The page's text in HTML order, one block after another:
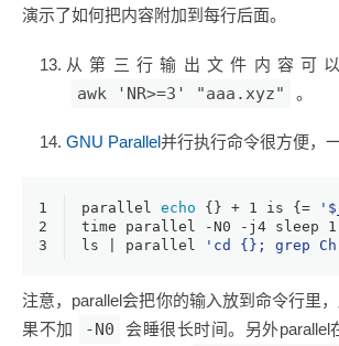
演示了如何把内容附加到每行后面。
从第三行输出文件内容可
awk 'NR>=3' "aaa.xyz" 。
GNU Parallel并行执行命令很方便，
1
2
3
parallel echo {} + 1 is {=
time parallel -N0 -j4 sleep
ls | parallel
'cd {}; grep
注意，parallel会把你的输入放到命令行里
果不加
-N0
会睡很长时间。另外parallel